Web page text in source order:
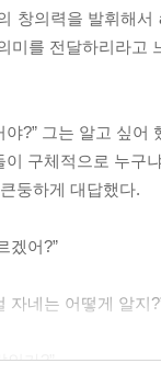
창의력을 발휘해
미를 전달하리라고
?” 그는 알고 싶어
구체적으로 누구
둥하게 대답했다.
겠어?”
자네는 어떻게 알지
인가?”